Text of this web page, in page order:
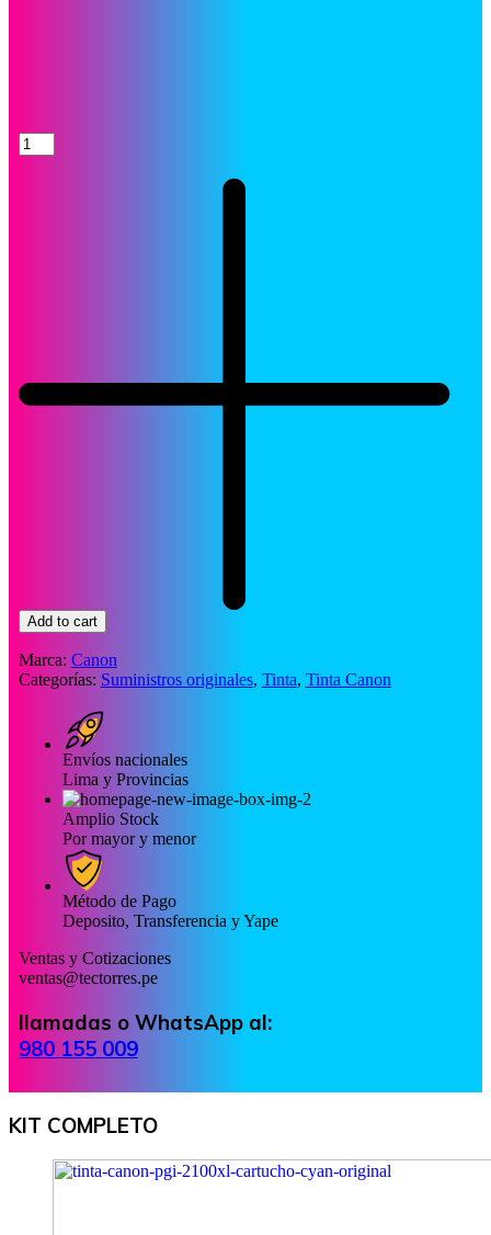
Tinta
Canon
Add to cart
Marca: Canon
Categorías: Suministros originales, Tinta, Tinta Canon
Envíos nacionales
Lima y Provincias
Amplio Stock
Por mayor y menor
Método de Pago
Deposito, Transferencia y Yape
Ventas y Cotizaciones
ventas@tectorres.pe
llamadas o WhatsApp al:
980 155 009
KIT COMPLETO